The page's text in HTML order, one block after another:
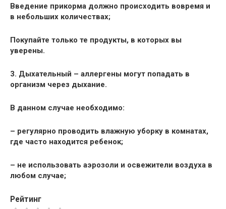
Введение прикорма должно происходить вовремя и
в небольших количествах;
Покупайте только те продукты, в которых вы
уверены.
3. Дыхательный – аллергены могут попадать в
организм через дыхание.
В данном случае необходимо:
– регулярно проводить влажную уборку в комнатах,
где часто находится ребенок;
– не использовать аэрозоли и освежители воздуха в
любом случае;
Рейтинг